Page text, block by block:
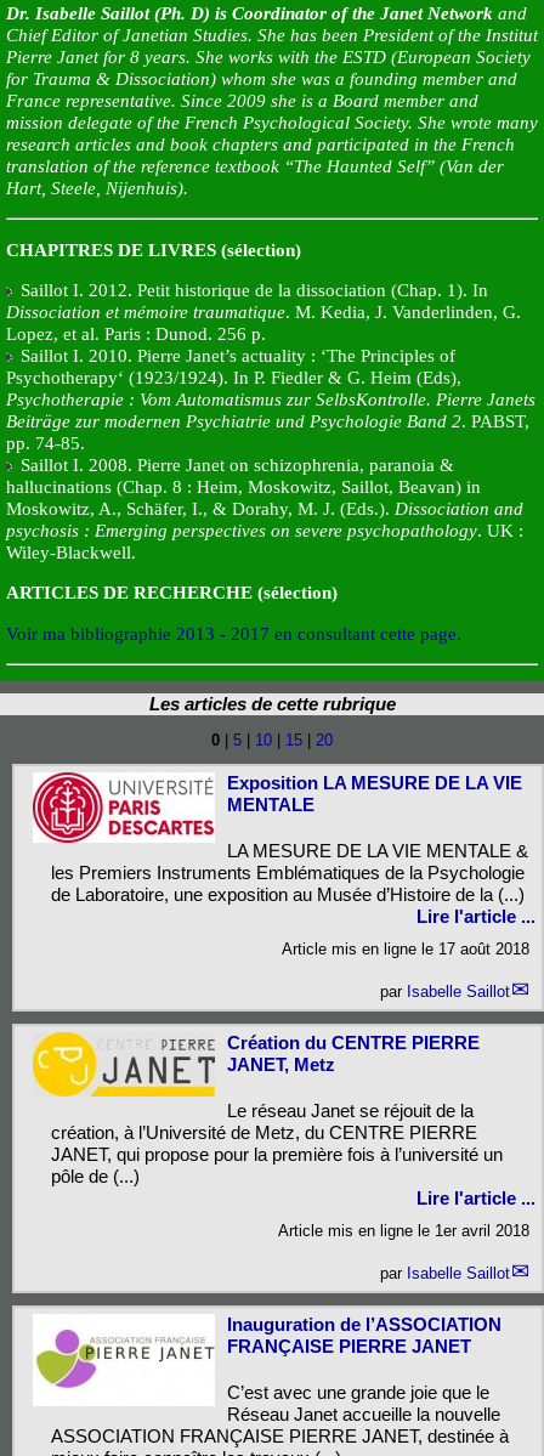
Dr. Isabelle Saillot (Ph. D) is Coordinator of the Janet Network and
Chief Editor of Janetian Studies. She has been President of the Institut
Pierre Janet for 8 years. She works with the ESTD (European Society
for Trauma & Dissociation) whom she was a founding member and
France representative. Since 2009 she is a Board member and
mission delegate of the French Psychological Society. She wrote many
research articles and book chapters and participated in the French
translation of the reference textbook “The Haunted Self” (Van der
Hart, Steele, Nijenhuis).
CHAPITRES DE LIVRES (sélection)
Saillot I. 2012. Petit historique de la dissociation (Chap. 1). In
Dissociation et mémoire traumatique. M. Kedia, J. Vanderlinden, G.
Lopez, et al. Paris : Dunod. 256 p.
Saillot I. 2010. Pierre Janet’s actuality : ‘The Principles of
Psychotherapy‘ (1923/1924). In P. Fiedler & G. Heim (Eds),
Psychotherapie : Vom Automatismus zur SelbsKontrolle. Pierre Janets
Beiträge zur modernen Psychiatrie und Psychologie Band 2. PABST,
pp. 74-85.
Saillot I. 2008. Pierre Janet on schizophrenia, paranoia &
hallucinations (Chap. 8 : Heim, Moskowitz, Saillot, Beavan) in
Moskowitz, A., Schäfer, I., & Dorahy, M. J. (Eds.). Dissociation and
psychosis : Emerging perspectives on severe psychopathology. UK :
Wiley-Blackwell.
ARTICLES DE RECHERCHE (sélection)
Voir ma bibliographie 2013 - 2017 en consultant cette page.
Les articles de cette rubrique
0 | 5 | 10 | 15 | 20
Exposition LA MESURE DE LA VIE
MENTALE
LA MESURE DE LA VIE MENTALE &
les Premiers Instruments Emblématiques de la Psychologie
de Laboratoire, une exposition au Musée d’Histoire de la (...)
Lire l'article ...
Article mis en ligne le 17 août 2018
par Isabelle Saillot
Création du CENTRE PIERRE
JANET, Metz
Le réseau Janet se réjouit de la
création, à l’Université de Metz, du CENTRE PIERRE
JANET, qui propose pour la première fois à l’université un
pôle de (...)
Lire l'article ...
Article mis en ligne le 1er avril 2018
par Isabelle Saillot
Inauguration de l’ASSOCIATION
FRANÇAISE PIERRE JANET
C’est avec une grande joie que le
Réseau Janet accueille la nouvelle
ASSOCIATION FRANÇAISE PIERRE JANET, destinée à